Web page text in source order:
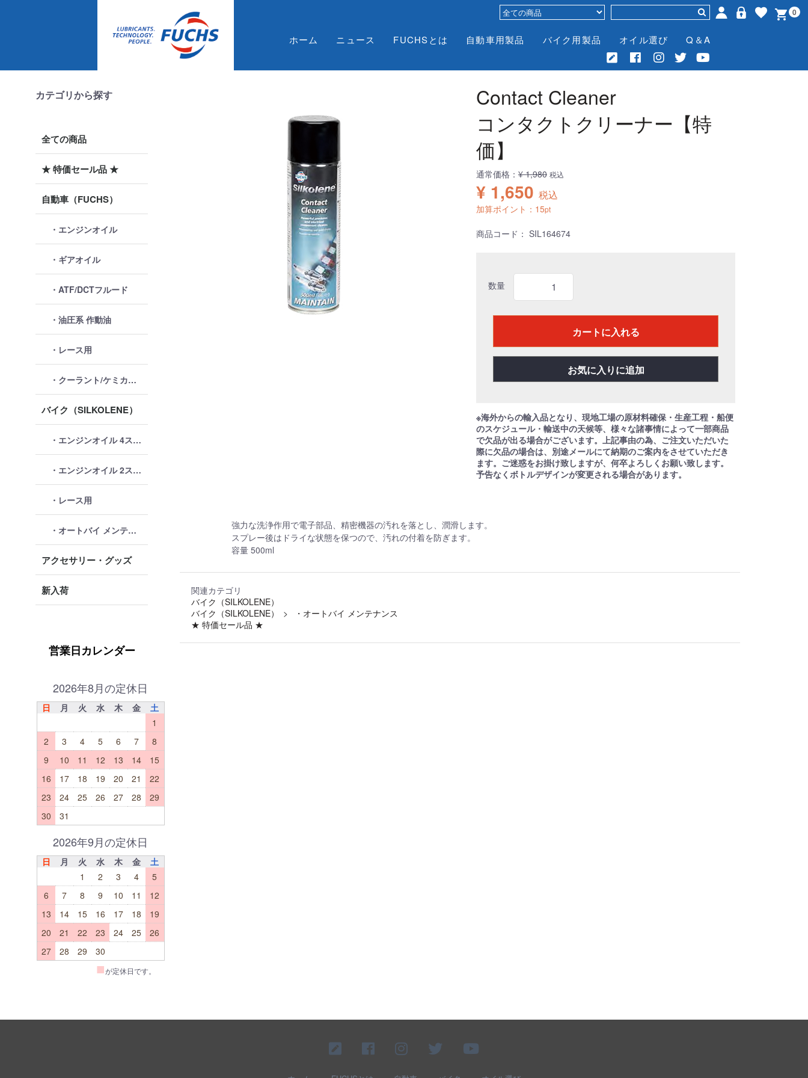
0
ホーム ニュース FUCHSとは 自動車用製品 バイク用製品 オイル選び Q＆A
カテゴリから探す
全ての商品
★ 特価セール品 ★
自動車（FUCHS）
・エンジンオイル
・ギアオイル
・ATF/DCTフルード
・油圧系 作動油
・レース用
・クーラント/ケミカル類
バイク（SILKOLENE）
・エンジンオイル 4ストローク
・エンジンオイル 2ストローク
・レース用
・オートバイ メンテナンス
アクセサリー・グッズ
新入荷
営業日カレンダー
2026年8月の定休日
日 月 火 水 木 金
土
1
2
3 4 5 6 7
8
9
10 11 12 13 14
15
16
17 18 19 20 21
22
23
24 25 26 27 28
29
30
31
2026年9月の定休日
日 月 火 水 木 金
土
1
2 3 4
5
6
7 8 9 10 11
12
13
14 15 16 17 18
19
20
21 22 23 24 25
26
27
28 29 30
■が定休日です。
Contact Cleaner
コンタクトクリーナー【特
価】
通常価格： ¥ 1,980 税込
¥ 1,650 税込
加算ポイント： 15pt
商品コード： SIL164674
数量
カートに入れる
お気に入りに追加
※海外からの輸入品となり、現地工場の原材料確保・生産工程・船便
のスケジュール・輸送中の天候等、様々な諸事情によって一部商品
で欠品が出る場合がございます。上記事由の為、ご注文いただいた
際に欠品の場合は、別途メールにて納期のご案内をさせていただき
ます。ご迷惑をお掛け致しますが、何卒よろしくお願い致します。
予告なくボトルデザインが変更される場合があります。
強力な洗浄作用で電子部品、精密機器の汚れを落とし、潤滑します。
スプレー後はドライな状態を保つので、汚れの付着を防ぎます。
容量 500ml
関連カテゴリ
バイク（SILKOLENE）
バイク（SILKOLENE）
・オートバイ メンテナンス
★ 特価セール品 ★